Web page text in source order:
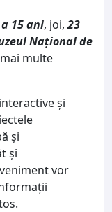
a 15 ani, joi,23
Național de
multe
și
și
și
vor